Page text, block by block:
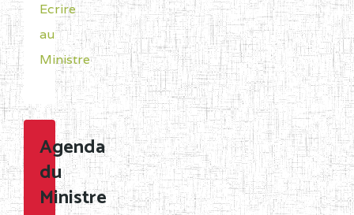
Ecrire
au
Ministre
Agenda
du
Ministre